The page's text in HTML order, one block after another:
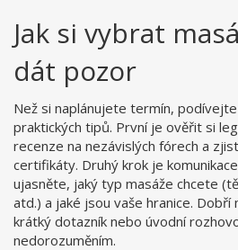
Jak si vybrat
dát pozor
Než si naplánujete termín,
praktických tipů. První je ověřit si
recenze na nezávislých fórech a
certifikáty. Druhý krok je
ujasněte, jaký typ masáže chcete
atd.) a jaké jsou vaše hranice.
krátký dotazník nebo úvodní
nedorozuměním.